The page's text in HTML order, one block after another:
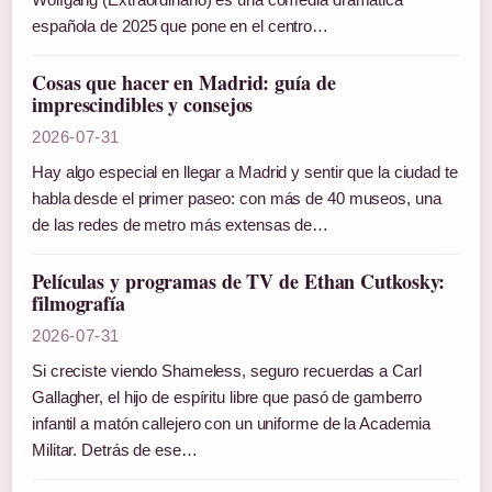
española de 2025 que pone en el centro…
Cosas que hacer en Madrid: guía de
imprescindibles y consejos
2026-07-31
Hay algo especial en llegar a Madrid y sentir que la ciudad te
habla desde el primer paseo: con más de 40 museos, una
de las redes de metro más extensas de…
Películas y programas de TV de Ethan Cutkosky:
filmografía
2026-07-31
Si creciste viendo Shameless, seguro recuerdas a Carl
Gallagher, el hijo de espíritu libre que pasó de gamberro
infantil a matón callejero con un uniforme de la Academia
Militar. Detrás de ese…